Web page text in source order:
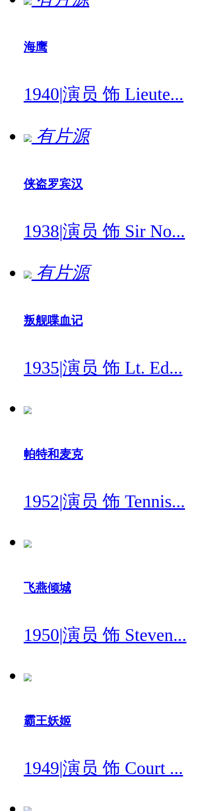
海鹰
1940|演员 饰 Lieute...
有片源
侠盗罗宾汉
1938|演员 饰 Sir No...
有片源
叛舰喋血记
1935|演员 饰 Lt. Ed...
帕特和麦克
1952|演员 饰 Tennis...
飞燕倾城
1950|演员 饰 Steven...
霸王妖姬
1949|演员 饰 Court ...